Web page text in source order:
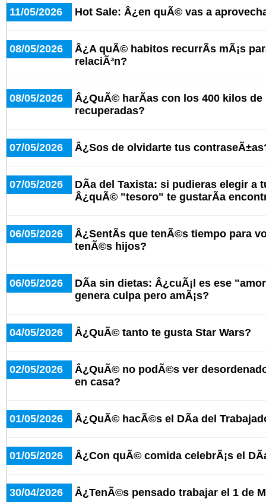
11/05/2026 Hot Sale: Â¿en quÃ© vas a
08/05/2026
Â¿A quÃ© habitos recurrÃ­s mÃ¡s
relaciÃ³n?
08/05/2026
Â¿QuÃ© harÃ­as con los 400 kilos de
recuperadas?
07/05/2026 Â¿Sos de olvidarte tus
07/05/2026
DÃ­a del Taxista: si pudieras elegir a
Â¿quÃ© "tesoro" te gustarÃ­a
06/05/2026
Â¿SentÃ­s que tenÃ©s tiempo para
tenÃ©s hijos?
06/05/2026
DÃ­a sin dietas: Â¿cuÃ¡l es ese
genera culpa pero amÃ¡s?
04/05/2026 Â¿QuÃ© tanto te gusta Star Wars?
02/05/2026
Â¿QuÃ© no podÃ©s ver
en casa?
01/05/2026 Â¿QuÃ© hacÃ©s el DÃ­a del
01/05/2026 Â¿Con quÃ© comida celebrÃ¡s el
30/04/2026 Â¿TenÃ©s pensado trabajar el 1 de